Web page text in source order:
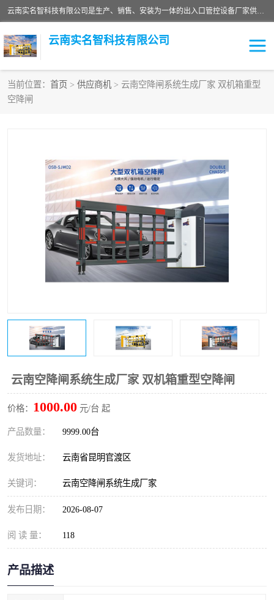
云南实名智科技有限公司是生产、销售、安装为一体的出入口管控设备厂家供应商。主营:电动伸缩门、道闸、广告道闸、重型空降闸、车牌识别、门禁通道、升降柱、岗亭、旗杆等智能设备。主营产品: 电动伸缩门,道闸门禁,车牌识别 生产、销售、安装为一体的出入口管控设备厂家源头供应商。
云南实名智科技有限公司
当前位置： 首页 > 供应商机 > 云南空降闸系统生成厂家 双机箱重型
空降闸
云南空降闸系统生成厂家 双机箱重型空降闸
价格： 1000.00 元/台 起
产品数量： 9999.00台
发货地址： 云南省昆明官渡区
关键词： 云南空降闸系统生成厂家
发布日期： 2026-08-07
阅 读 量： 118
产品描述
车牌识别门系列
升降门系列 通道闸系列
小门系列 伸缩门